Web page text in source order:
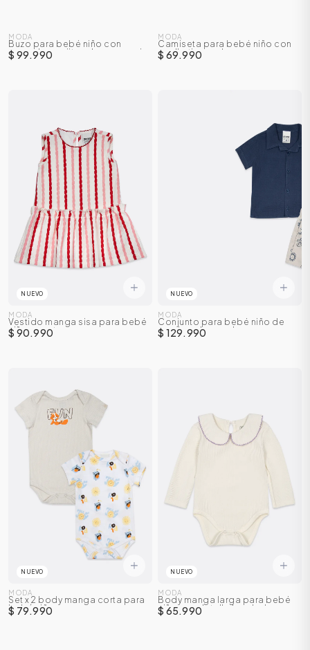
MODA
Buzo para bebé niño con
capucha orejitas de personaje
$ 99.990
MODA
Camiseta para bebé niño con
cuello tipo polo
$ 69.990
NUEVO
MODA
Vestido manga sisa para bebé
niña + panty
$ 90.990
NUEVO
MODA
Conjunto para bebé niño de
camisa + bermuda
$ 129.990
NUEVO
MODA
Set x 2 body manga corta para
bebé niño
$ 79.990
NUEVO
MODA
Body manga larga para bebé
niña con detalle bordado en
cuello
$ 65.990